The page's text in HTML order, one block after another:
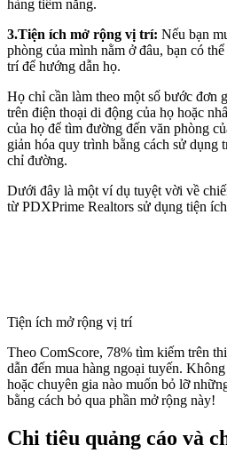
hàng tiềm năng.
3.Tiện ích mở rộng vị trí: Nếu bạn
phòng của mình nằm ở đâu, bạn có
trí để hướng dẫn họ.
Họ chỉ cần làm theo một số bước đơn
trên điện thoại di động của họ hoặc
của họ để tìm đường đến văn phòng
giản hóa quy trình bằng cách sử dụng
chỉ đường.
Dưới đây là một ví dụ tuyệt vời về
từ PDXPrime Realtors sử dụng tiện
Tiện ích mở rộng vị trí
Theo ComScore, 78% tìm kiếm trên
dẫn đến mua hàng ngoại tuyến.
hoặc chuyên gia nào muốn bỏ lỡ
bằng cách bỏ qua phần mở rộng này!
Chi tiêu quảng cáo và